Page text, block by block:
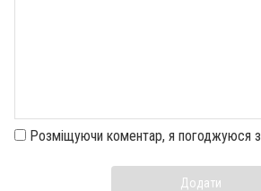
Розміщуючи коментар, я погоджуюся з
Додати